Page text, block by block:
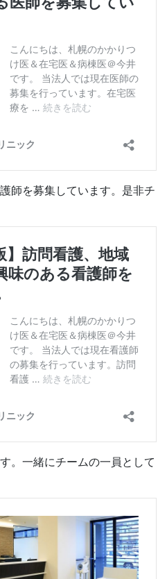
師を募集しています。是非チ
。一緒にチームの一員として